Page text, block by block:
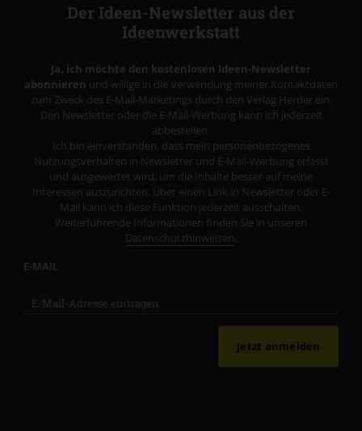
Der Ideen-Newsletter aus der
Ideenwerkstatt
Ja, ich möchte den kostenlosen Ideen-Newsletter
abonnieren und willige in die Verwendung meiner Kontaktdaten
zum Zweck des E-Mail-Marketings durch den Verlag Herder ein.
Den Newsletter oder die E-Mail-Werbung kann ich jederzeit
abbestellen.
Ich bin einverstanden, dass mein personenbezogenes
Nutzungsverhalten in Newsletter und E-Mail-Werbung erfasst
und ausgewertet wird, um die Inhalte besser auf meine
Interessen auszurichten. Über einen Link in Newsletter oder E-
Mail kann ich diese Funktion jederzeit ausschalten.
Weiterführende Informationen finden Sie in unseren
Datenschutzhinweisen.
E-MAIL
Jetzt anmelden